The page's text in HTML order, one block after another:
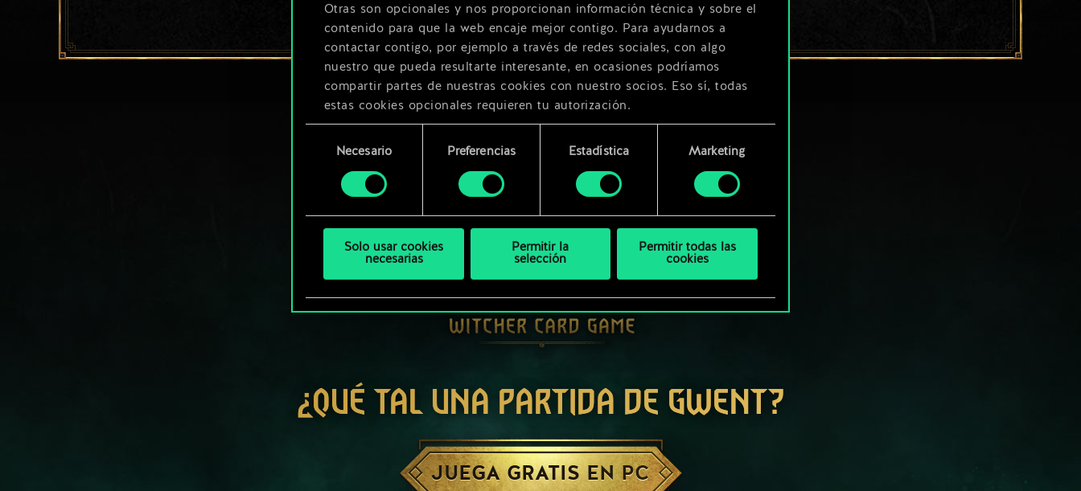
Otras son opcionales y nos proporcionan información técnica y sobre el
contenido para que la web encaje mejor contigo. Para ayudarnos a
contactar contigo, por ejemplo a través de redes sociales, con algo
nuestro que pueda resultarte interesante, en ocasiones podríamos
compartir partes de nuestras cookies con nuestro socios. Eso sí, todas
estas cookies opcionales requieren tu autorización.
Encontrarás todos los detalles sobre nuestro uso de las cookies y
más abajo.
consentimiento
Necesario Preferencias Estadística Marketing
Solo usar cookies
necesarias
Permitir la
selección
Permitir todas las
cookies
¿QUÉ TAL UNA PARTIDA DE GWENT?
JUEGA GRATIS EN PC